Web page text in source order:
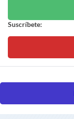
Suscríbete: